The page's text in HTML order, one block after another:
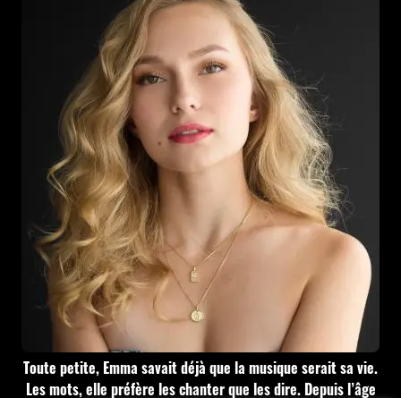
Toute petite, Emma savait déjà que la musique serait sa vie.
Les mots, elle préfère les chanter que les dire. Depuis l’âge